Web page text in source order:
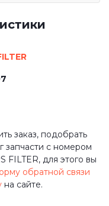
заказ, подобрать
запчасти с номером
FILTER, для этого вы
обратной связи
на сайте.